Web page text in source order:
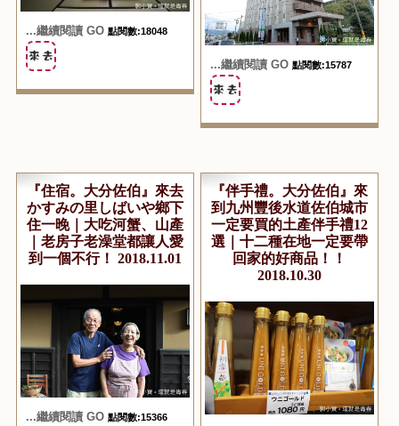
...繼續閱讀 GO 點閱數:18048
...繼續閱讀 GO 點閱數:15787
『住宿。大分佐伯』來去
かすみの里しばいや鄉下
住一晚｜大吃河蟹、山產
｜老房子老澡堂都讓人愛
到一個不行！ 2018.11.01
...繼續閱讀 GO 點閱數:15366
『伴手禮。大分佐伯』來
到九州豐後水道佐伯城市
一定要買的土產伴手禮12
選｜十二種在地一定要帶
回家的好商品！！
2018.10.30